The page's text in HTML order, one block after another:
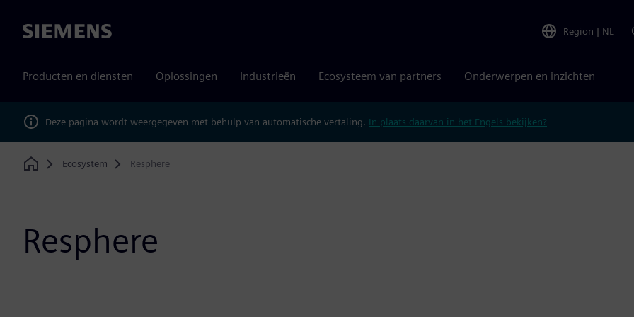
Siemens Region | NL
Producten en diensten Oplossingen Industrieën Ecosysteem van partners Onderwerpen en inzichten
Deze pagina wordt weergegeven met behulp van automatische vertaling. In plaats daarvan in het Engels bekijken?
Home
Ecosystem Resphere
Resphere